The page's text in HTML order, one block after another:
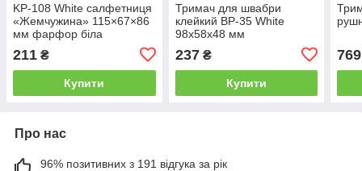
KP-108 White салфетниця
«Жемчужина» 115×67×86
мм фарфор біла
211 ₴
Купити
Тримач для швабри
клейкий BP-35 White
98х58х48 мм
237₴
Купити
769
Про нас
96% позитивних з 191 відгука за рік